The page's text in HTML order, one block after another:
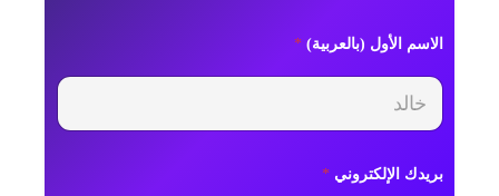
الاسم الأول (بالعربية)*
بريدك الإلكتروني*